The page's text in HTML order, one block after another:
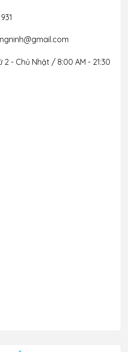
2 - Chủ Nhật / 8:00 AM - 21:30